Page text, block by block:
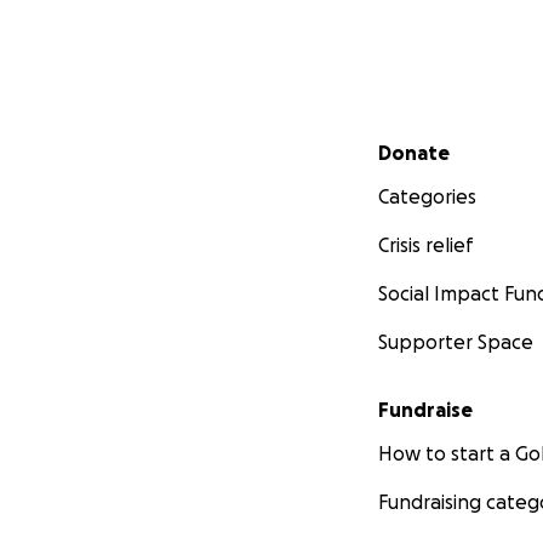
Secondary menu
Donate
Categories
Crisis relief
Social Impact
Supporter Space
Fundraise
How to start a
Fundraising